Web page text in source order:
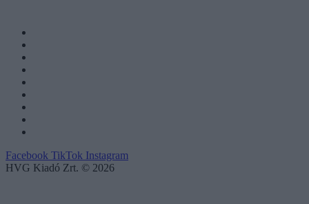
Facebook TikTok Instagram
HVG Kiadó Zrt. © 2026